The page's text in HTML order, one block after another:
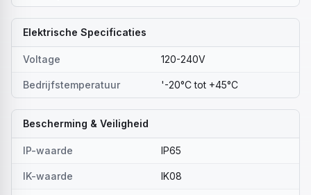
Elektrische Specificaties
Voltage 120-240V
Bedrijfstemperatuur '-20°C tot +45°C
Bescherming & Veiligheid
IP-waarde IP65
IK-waarde IK08